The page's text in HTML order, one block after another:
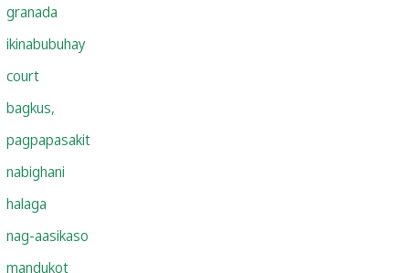
granada
ikinabubuhay
court
bagkus,
pagpapasakit
nabighani
halaga
nag-aasikaso
mandukot